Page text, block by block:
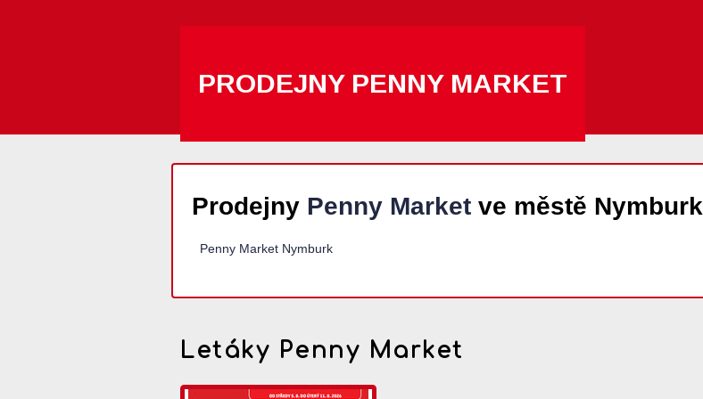
PRODEJNY PENNY MARKET
Prodejny Penny Market ve městě Nymburk
Penny Market Nymburk
Letáky Penny Market